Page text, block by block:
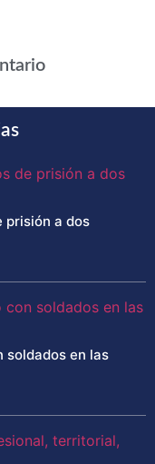
prisión a dos
soldados en las